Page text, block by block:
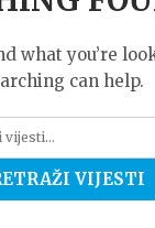
what you’re
can help.